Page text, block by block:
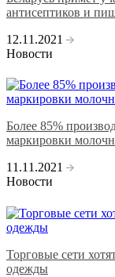
антисептиков и
12.11.2021
Новости
Более 85%
маркировки
11.11.2021
Новости
Торговые сети
одежды